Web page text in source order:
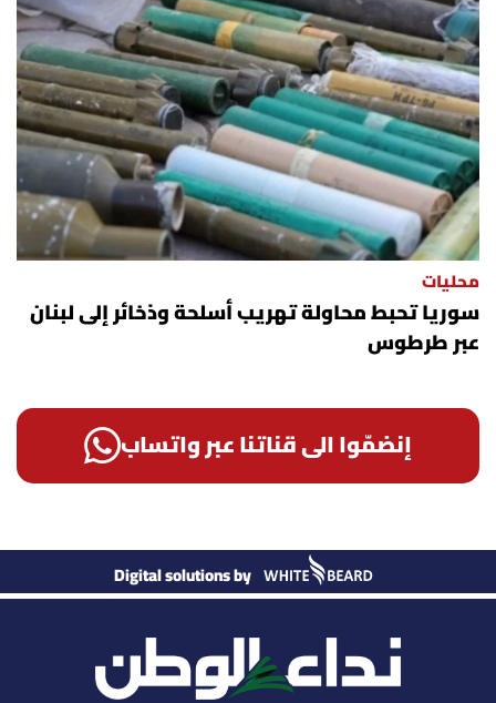
محليات
سوريا تحبط محاولة تهريب أسلحة وذخائر إلى لبنان
عبر طرطوس
إنضمّوا الى قناتنا عبر واتساب
Digital solutions by